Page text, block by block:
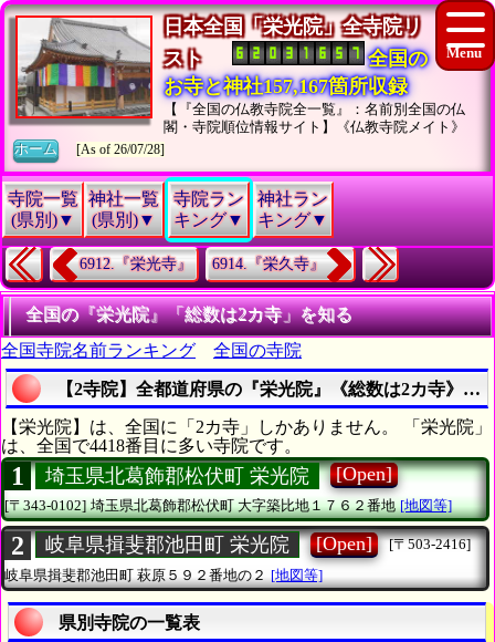
日本全国「栄光院」全寺院リ
スト
全国の
お寺と神社157,167箇所収録
【『全国の仏教寺院全一覧』：名前別全国の仏
閣・寺院順位情報サイト】《仏教寺院メイト》
ホーム
[As of 26/07/28]
寺院一覧
(県別)▼
神社一覧
(県別)▼
寺院ラン
キング▼
神社ラン
キング▼
6912.『栄光寺』 6914.『栄久寺』
全国の『栄光院』「総数は2カ寺」を知る
全国寺院名前ランキング
全国の寺院
【2寺院】全都道府県の『栄光院』《総数は2カ寺》を
【栄光院】は、全国に「2カ寺」しかありません。 「栄光院」
は、全国で4418番目に多い寺院です。
1 埼玉県北葛飾郡松伏町 栄光院 [Open]
[〒343-0102] 埼玉県北葛飾郡松伏町大字築比地１７６２番地 [地図等]
2 岐阜県揖斐郡池田町 栄光院 [Open]
[〒503-2416]
岐阜県揖斐郡池田町 萩原５９２番地の２ [地図等]
県別寺院の一覧表